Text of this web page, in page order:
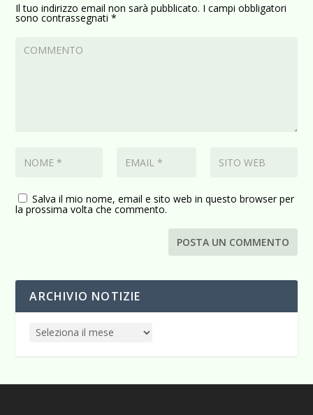
Il tuo indirizzo email non sarà pubblicato. I campi obbligatori
sono contrassegnati*
Salva il mio nome, email e sito web in questo browser per
la prossima volta che commento.
ARCHIVIO NOTIZIE